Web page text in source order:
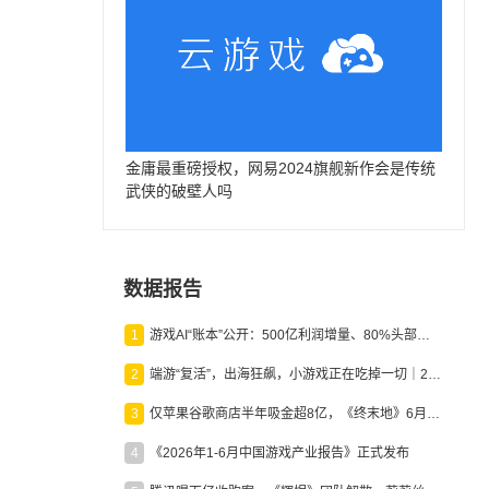
金庸最重磅授权，网易2024旗舰新作会是传统
武侠的破壁人吗
数据报告
1 游戏AI“账本”公开：500亿利润增量、80%头部入局，谁在闷声发财？
2 端游“复活”，出海狂飙，小游戏正在吃掉一切｜2026上半年产业报告
3 仅苹果谷歌商店半年吸金超8亿，《终末地》6月份收入显著回暖
4 《2026年1-6月中国游戏产业报告》正式发布